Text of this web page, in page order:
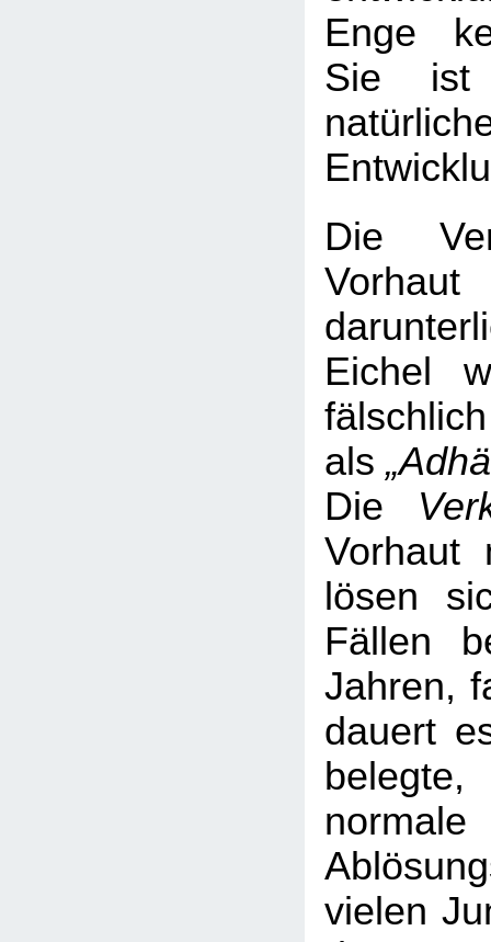
Enge
Sie ist
Die
Eichel
fälschlich
als
Die
Vorhaut
lösen
Fällen
Jahren,
dauert
normale
vielen